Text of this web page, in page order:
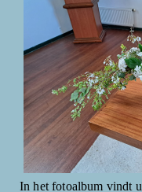
In het fotoalbum vindt